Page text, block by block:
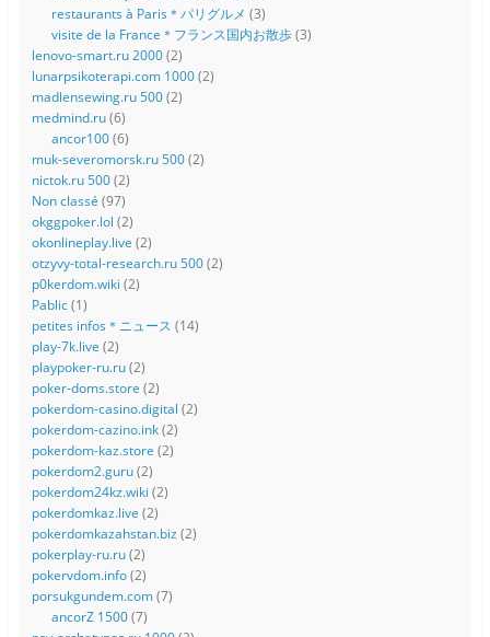
restaurants à Paris＊パリグルメ (3)
visite de la France＊フランス国内お散歩(3)
lenovo-smart.ru 2000(2)
lunarpsikoterapi.com 1000(2)
madlensewing.ru 500(2)
medmind.ru(6)
ancor100(6)
muk-severomorsk.ru 500(2)
nictok.ru 500(2)
Non classé (97)
okggpoker.lol (2)
okonlineplay.live (2)
otzyvy-total-research.ru 500(2)
p0kerdom.wiki (2)
Pablic(1)
petites infos＊ニュース (14)
play-7k.live (2)
playpoker-ru.ru(2)
poker-doms.store (2)
pokerdom-casino.digital (2)
pokerdom-cazino.ink(2)
pokerdom-kaz.store (2)
pokerdom2.guru(2)
pokerdom24kz.wiki (2)
pokerdomkaz.live (2)
pokerdomkazahstan.biz (2)
pokerplay-ru.ru(2)
pokervdom.info(2)
porsukgundem.com(7)
ancorZ 1500(7)